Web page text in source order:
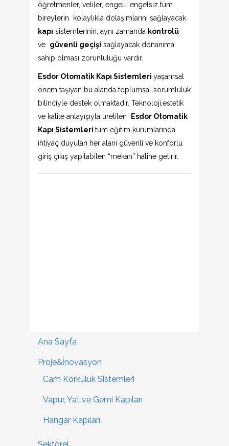
öğretmenler, veliler, engelli engelsiz tüm
bireylerin kolaylıkla dolaşımlarını sağlayacak
kapı sistemlerinin, aynı zamanda kontrolü
ve güvenli geçişi sağlayacak donanıma
sahip olması zorunluluğu vardır.
Esdor Otomatik Kapı Sistemleri yaşamsal
önem taşıyan bu alanda toplumsal sorumluluk
bilinciyle destek olmaktadır. Teknoloji,estetik
ve kalite anlayışıyla üretilen
Esdor Otomatik
Kapı Sistemleri tüm eğitim kurumlarında
ihtiyaç duyulan her alanı güvenli ve konforlu
giriş çıkış yapılabilen “mekan” haline getirir.
Ana Sayfa
Proje&İnovasyon
Cam Korkuluk Sistemleri
Vapur, Yat ve Gemi Kapıları
Hangar Kapıları